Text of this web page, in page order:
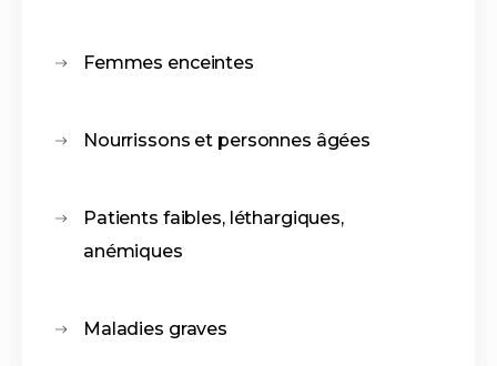
Femmes enceintes
Nourrissons et personnes âgées
Patients faibles, léthargiques,
anémiques
Maladies graves